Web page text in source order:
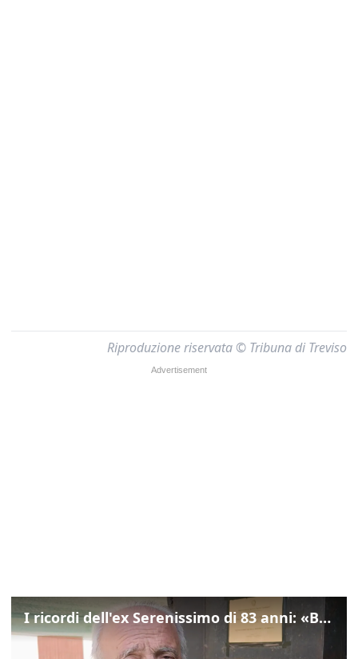
Riproduzione riservata © Tribuna di Treviso
I ricordi dell'ex Serenissimo di 83 anni: «Bossi geloso di noi, in carcere mi cantavano l’inno di San Marco»